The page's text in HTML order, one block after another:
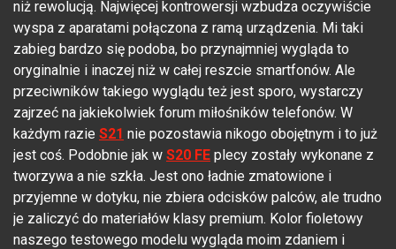
niż rewolucją. Najwięcej kontrowersji wzbudza oczywiście
wyspa z aparatami połączona z ramą urządzenia. Mi taki
zabieg bardzo się podoba, bo przynajmniej wygląda to
oryginalnie i inaczej niż w całej reszcie smartfonów. Ale
przeciwników takiego wyglądu też jest sporo, wystarczy
zajrzeć na jakiekolwiek forum miłośników telefonów. W
każdym razie S21 nie pozostawia nikogo obojętnym i to już
jest coś. Podobnie jak w S20 FE plecy zostały wykonane z
tworzywa a nie szkła. Jest ono ładnie zmatowione i
przyjemne w dotyku, nie zbiera odcisków palców, ale trudno
je zaliczyć do materiałów klasy premium. Kolor fioletowy
naszego testowego modelu wygląda moim zdaniem i